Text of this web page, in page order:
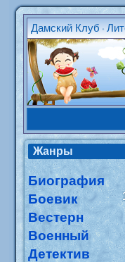
Дамский Клуб •
Жанры
Биография
Боевик
Вестерн
Военный
Детектив